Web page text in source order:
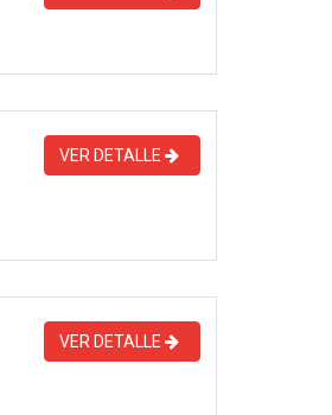
VER DETALLE
VER DETALLE